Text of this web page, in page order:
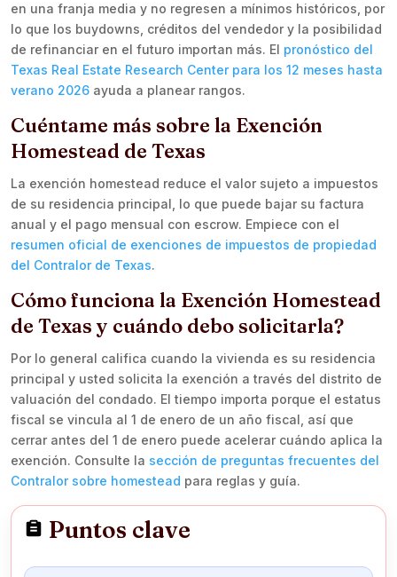
en una franja media y no regresen a mínimos históricos, por
lo que los buydowns, créditos del vendedor y la posibilidad
de refinanciar en el futuro importan más. El pronóstico del
Texas Real Estate Research Center para los 12 meses hasta
verano 2026 ayuda a planear rangos.
Cuéntame más sobre la Exención
Homestead de Texas
La exención homestead reduce el valor sujeto a impuestos
de su residencia principal, lo que puede bajar su factura
anual y el pago mensual con escrow. Empiece con el
resumen oficial de exenciones de impuestos de propiedad
del Contralor de Texas.
Cómo funciona la Exención Homestead
de Texas y cuándo debo solicitarla?
Por lo general califica cuando la vivienda es su residencia
principal y usted solicita la exención a través del distrito de
valuación del condado. El tiempo importa porque el estatus
fiscal se vincula al 1 de enero de un año fiscal, así que
cerrar antes del 1 de enero puede acelerar cuándo aplica la
exención. Consulte la sección de preguntas frecuentes del
Contralor sobre homestead para reglas y guía.
Puntos clave